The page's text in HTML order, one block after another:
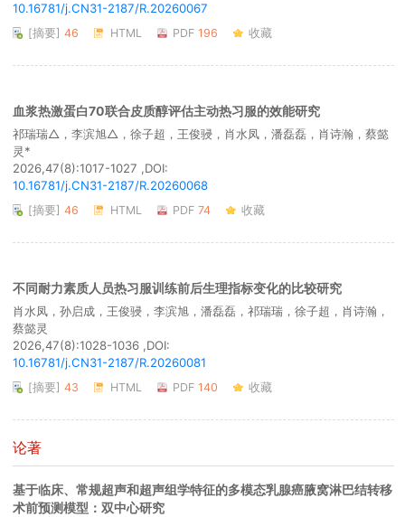
10.16781/j.CN31-2187/R.20260067
[摘要]46 HTML PDF 196 收藏
血浆热激蛋白70联合皮质醇评估主动热习服的效能研究
祁瑞瑞△，李滨旭△，徐子超，王俊骎，肖水凤，潘磊磊，肖诗瀚，蔡懿
灵*
2026,47(8):1017-1027 ,DOI:
10.16781/j.CN31-2187/R.20260068
[摘要]46 HTML PDF 74 收藏
不同耐力素质人员热习服训练前后生理指标变化的比较研究
肖水凤，孙启成，王俊骎，李滨旭，潘磊磊，祁瑞瑞，徐子超，肖诗瀚，
蔡懿灵
2026,47(8):1028-1036 ,DOI:
10.16781/j.CN31-2187/R.20260081
[摘要]43 HTML PDF 140 收藏
论著
基于临床、常规超声和超声组学特征的多模态乳腺癌腋窝淋巴结转移
术前预测模型：双中心研究